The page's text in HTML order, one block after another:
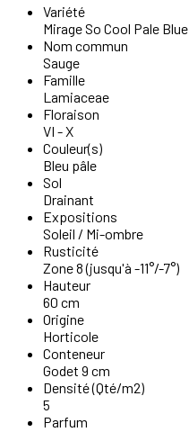
Variété
Mirage So Cool Pale Blue
Nom commun
Sauge
Famille
Lamiaceae
Floraison
VI - X
Couleur(s)
Bleu pâle
Sol
Drainant
Expositions
Soleil / Mi-ombre
Rusticité
Zone 8 (jusqu'à -11°/-7°)
Hauteur
60 cm
Origine
Horticole
Conteneur
Godet 9 cm
Densité (Qté/m2)
5
Parfum